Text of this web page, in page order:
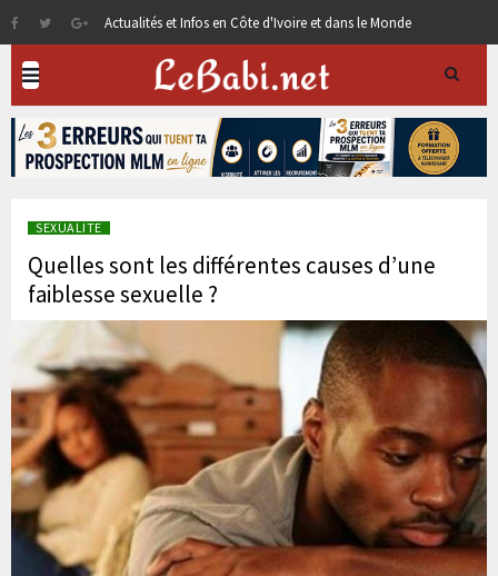
Actualités et Infos en Côte d'Ivoire et dans le Monde
SEXUALITE
Quelles sont les différentes causes d’une
faiblesse sexuelle ?